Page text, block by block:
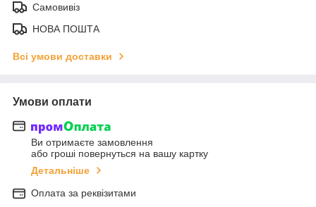
Самовивіз
НОВА ПОШТА
Всі умови доставки
Умови оплати
Ви отримаєте замовлення
або гроші повернуться на вашу картку
Детальніше
Оплата за реквізитами